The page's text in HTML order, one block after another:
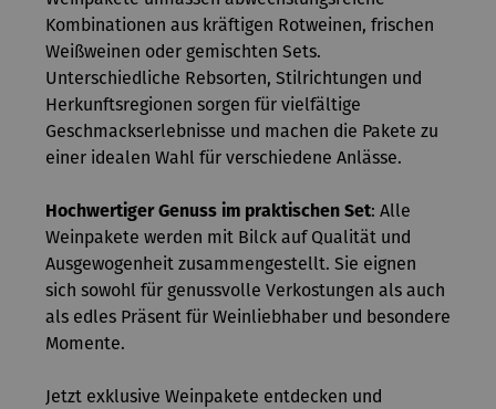
Kombinationen aus kräftigen Rotweinen, frischen
Weißweinen oder gemischten Sets.
Unterschiedliche Rebsorten, Stilrichtungen und
Herkunftsregionen sorgen für vielfältige
Geschmackserlebnisse und machen die Pakete zu
einer idealen Wahl für verschiedene Anlässe.
Hochwertiger Genuss im praktischen Set: Alle
Weinpakete werden mit Bilck auf Qualität und
Ausgewogenheit zusammengestellt. Sie eignen
sich sowohl für genussvolle Verkostungen als auch
als edles Präsent für Weinliebhaber und besondere
Momente.
Jetzt exklusive Weinpakete entdecken und